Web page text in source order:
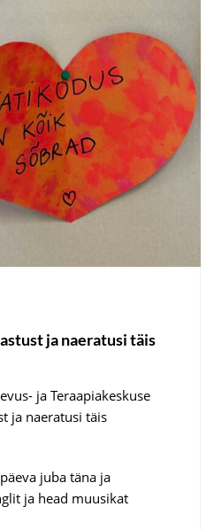
ja naeratusi täis
ja Teraapiakeskuse
ja naeratusi täis
juba täna ja
ja head muusikat